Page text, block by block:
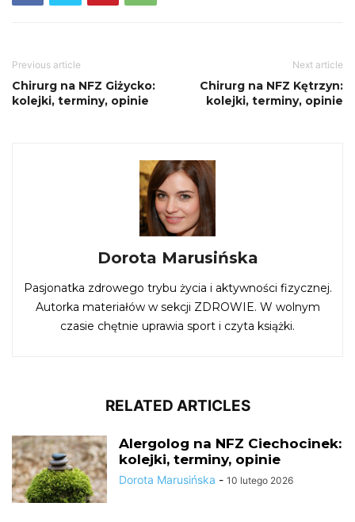
Previous article
Chirurg na NFZ Giżycko:
kolejki, terminy, opinie
Next article
Chirurg na NFZ Kętrzyn:
kolejki, terminy, opinie
Dorota Marusińska
Pasjonatka zdrowego trybu życia i aktywności fizycznej.
Autorka materiałów w sekcji ZDROWIE. W wolnym
czasie chętnie uprawia sport i czyta książki.
RELATED ARTICLES
Alergolog na NFZ Ciechocinek:
kolejki, terminy, opinie
Dorota Marusińska - 10 lutego 2026